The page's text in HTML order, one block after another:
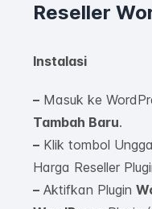
Reseller
Instalasi
– Masuk ke
Tambah Baru.
– Klik tombol
Harga Reseller
– Aktifkan Plugin